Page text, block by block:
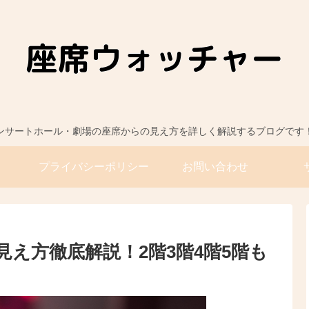
サートホール・劇場の座席からの見え方を詳しく解説するブログです
プライバシーポリシー お問い合わせ
え方徹底解説！2階3階4階5階も